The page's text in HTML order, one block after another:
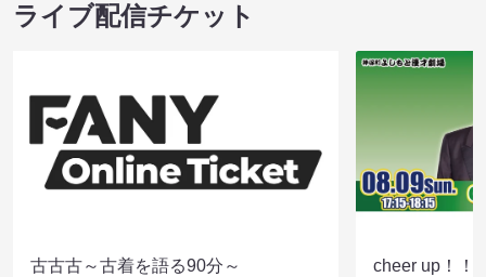
ライブ配信チケット
古古古～古着を語る90分～
cheer up！